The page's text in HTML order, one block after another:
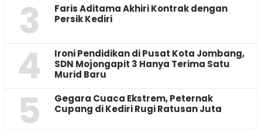
3
Faris Aditama Akhiri Kontrak dengan
Persik Kediri
4
Ironi Pendidikan di Pusat Kota Jombang,
SDN Mojongapit 3 Hanya Terima Satu
Murid Baru
5
‎Gegara Cuaca Ekstrem, Peternak
Cupang di Kediri Rugi Ratusan Juta